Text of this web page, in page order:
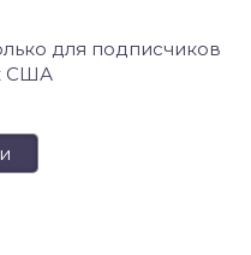
для подписчиков
США